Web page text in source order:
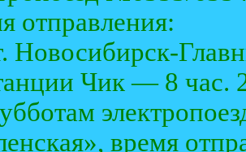
отправления:
Новосибирск-
Чик — 8 час.
время